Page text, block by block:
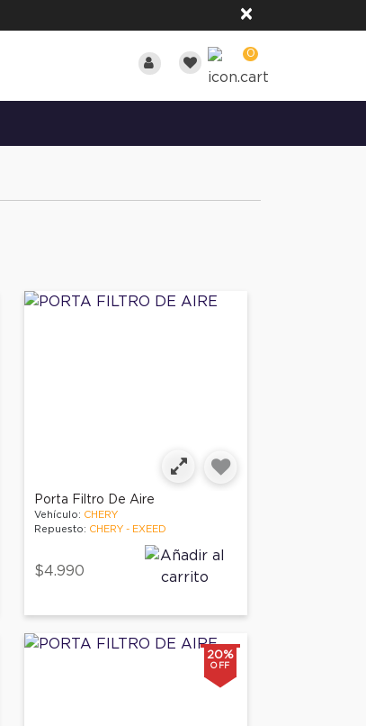
×
0
Porta Filtro De Aire
Vehículo: CHERY
Repuesto: CHERY - EXEED
$4.990
20%
OFF